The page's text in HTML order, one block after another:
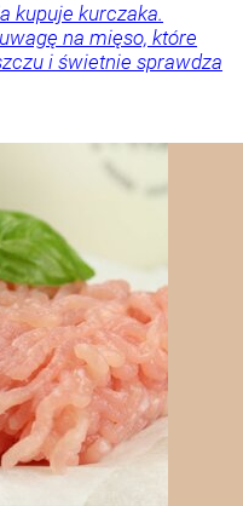
kupuje kurczaka.
na mięso, które
i świetnie sprawdza